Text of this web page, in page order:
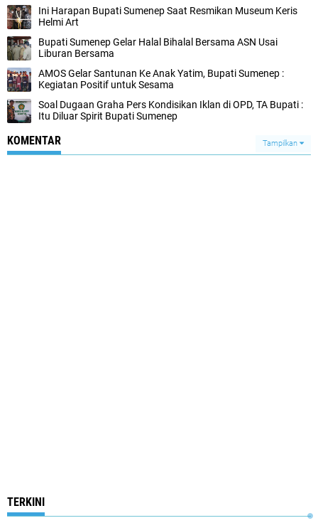
Ini Harapan Bupati Sumenep Saat Resmikan Museum Keris
Helmi Art
Bupati Sumenep Gelar Halal Bihalal Bersama ASN Usai
Liburan Bersama
AMOS Gelar Santunan Ke Anak Yatim, Bupati Sumenep :
Kegiatan Positif untuk Sesama
Soal Dugaan Graha Pers Kondisikan Iklan di OPD, TA Bupati :
Itu Diluar Spirit Bupati Sumenep
KOMENTAR Tampilkan
TERKINI